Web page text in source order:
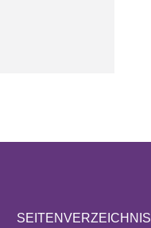
SEITENVERZEICHNIS